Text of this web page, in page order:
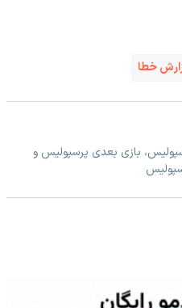
خطا
بازی بعدی پرسپولیس و